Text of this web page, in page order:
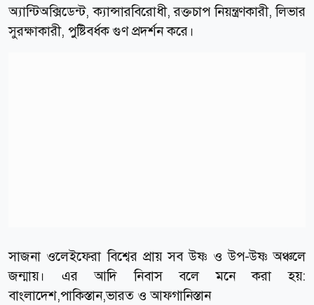
অ্যান্টিঅক্সিডেন্ট, ক্যান্সারবিরোধী, রক্তচাপ নিয়ন্ত্রণকারী, লিভার
সুরক্ষাকারী, পুষ্টিবর্ধক গুণ প্রদর্শন করে।
সাজনা ওলেইফেরা বিশ্বের প্রায় সব উষ্ণ ও উপ-উষ্ণ অঞ্চলে
জন্মায়। এর আদি নিবাস বলে মনে করা হয়:
বাংলাদেশ,পাকিস্তান,ভারত ও আফগানিস্তান